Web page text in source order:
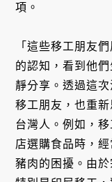
項。
「這些移工朋友
的認知，看到他
靜分享。透過這
移工朋友，也重
台灣人。例如，
店選購食品時，
豬肉的困擾。由